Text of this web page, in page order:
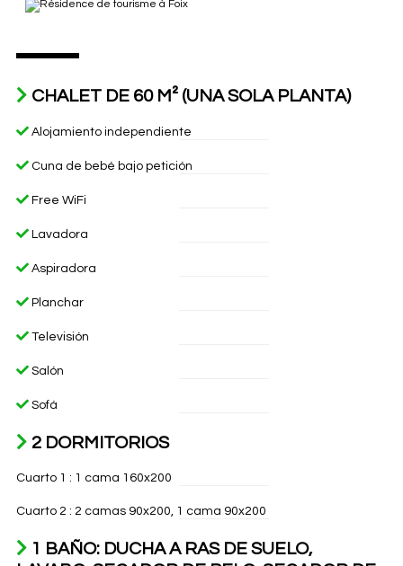
CHALET DE 60 M² (UNA SOLA PLANTA)
Alojamiento independiente
Cuna de bebé bajo petición
Free WiFi
Lavadora
Aspiradora
Planchar
Televisión
Salón
Sofá
2 DORMITORIOS
Cuarto 1 : 1 cama 160x200
Cuarto 2 : 2 camas 90x200, 1 cama 90x200
1 BAÑO: DUCHA A RAS DE SUELO,